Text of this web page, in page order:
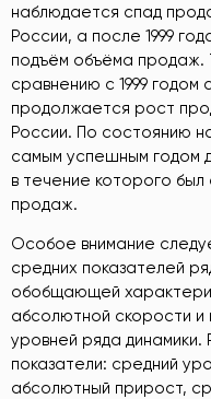
наблюдается спад
России, а после 1999
подъём объёма продаж.
сравнению с 1999
продолжается рост
России. По состоянию
самым успешным годом
в течение которого
продаж.
Особое внимание
средних показателей
обобщающей
абсолютной скорости и
уровней ряда
показатели: средний
абсолютный прирост,